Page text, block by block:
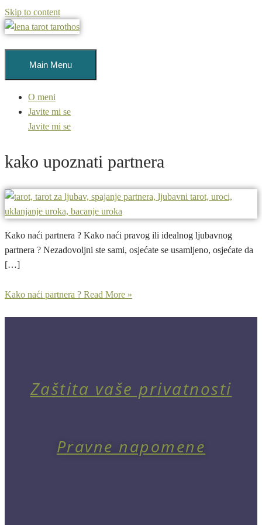
Skip to content
Main Menu
O meni
Javite mi se
Javite mi se
kako upoznati partnera
Kako naći partnera ? Kako naći pravog ili idealnog ljubavnog
partnera ? Nezadovoljni ste sami, osjećate se usamljeno, osjećate da
[…]
Kako naći partnera ? Read More »
Zaštita vaše privatnosti
Pravne napomene